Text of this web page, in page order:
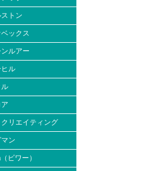
ストン
ベックス
ンルアー
ヒル
ル
ア
クリエイティング
マン
ビワー）